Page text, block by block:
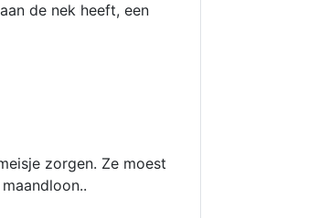
de nek heeft, een
zorgen. Ze moest